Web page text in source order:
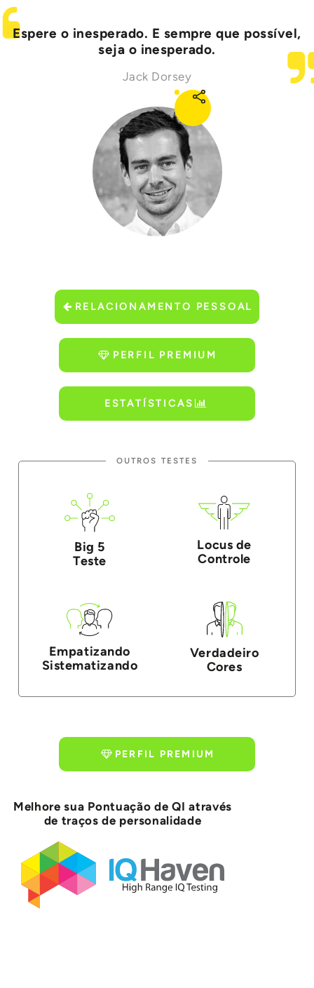
Espere o inesperado. E sempre que possível,
seja o inesperado.
Jack Dorsey
RELACIONAMENTO PESSOAL
PERFIL PREMIUM
ESTATÍSTICAS
OUTROS TESTES
Big 5
Teste
Locus de
Controle
Empatizando
Sistematizando
Verdadeiro
Cores
PERFIL PREMIUM
Melhore sua Pontuação de QI através
de traços de personalidade